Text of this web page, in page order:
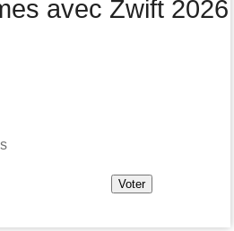
avec Zwift 2026